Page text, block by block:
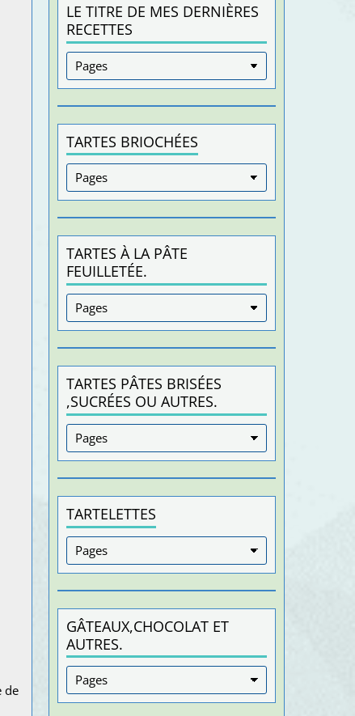
de
LE TITRE DE MES DERNIÈRES
RECETTES
TARTES BRIOCHÉES
TARTES À LA PÂTE
FEUILLETÉE.
TARTES PÂTES BRISÉES
,SUCRÉES OU AUTRES.
TARTELETTES
GÂTEAUX,CHOCOLAT ET
AUTRES.